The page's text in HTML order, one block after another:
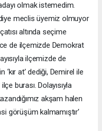
olmak istemedim.
meclis üyemiz olmuyor
altında seçime
de ilçemizde Demokrat
ilçemizde de
at’ dediği, Demirel ile
burası. Dolayısıyla
akşam halen
görüşüm kalmamıştır’